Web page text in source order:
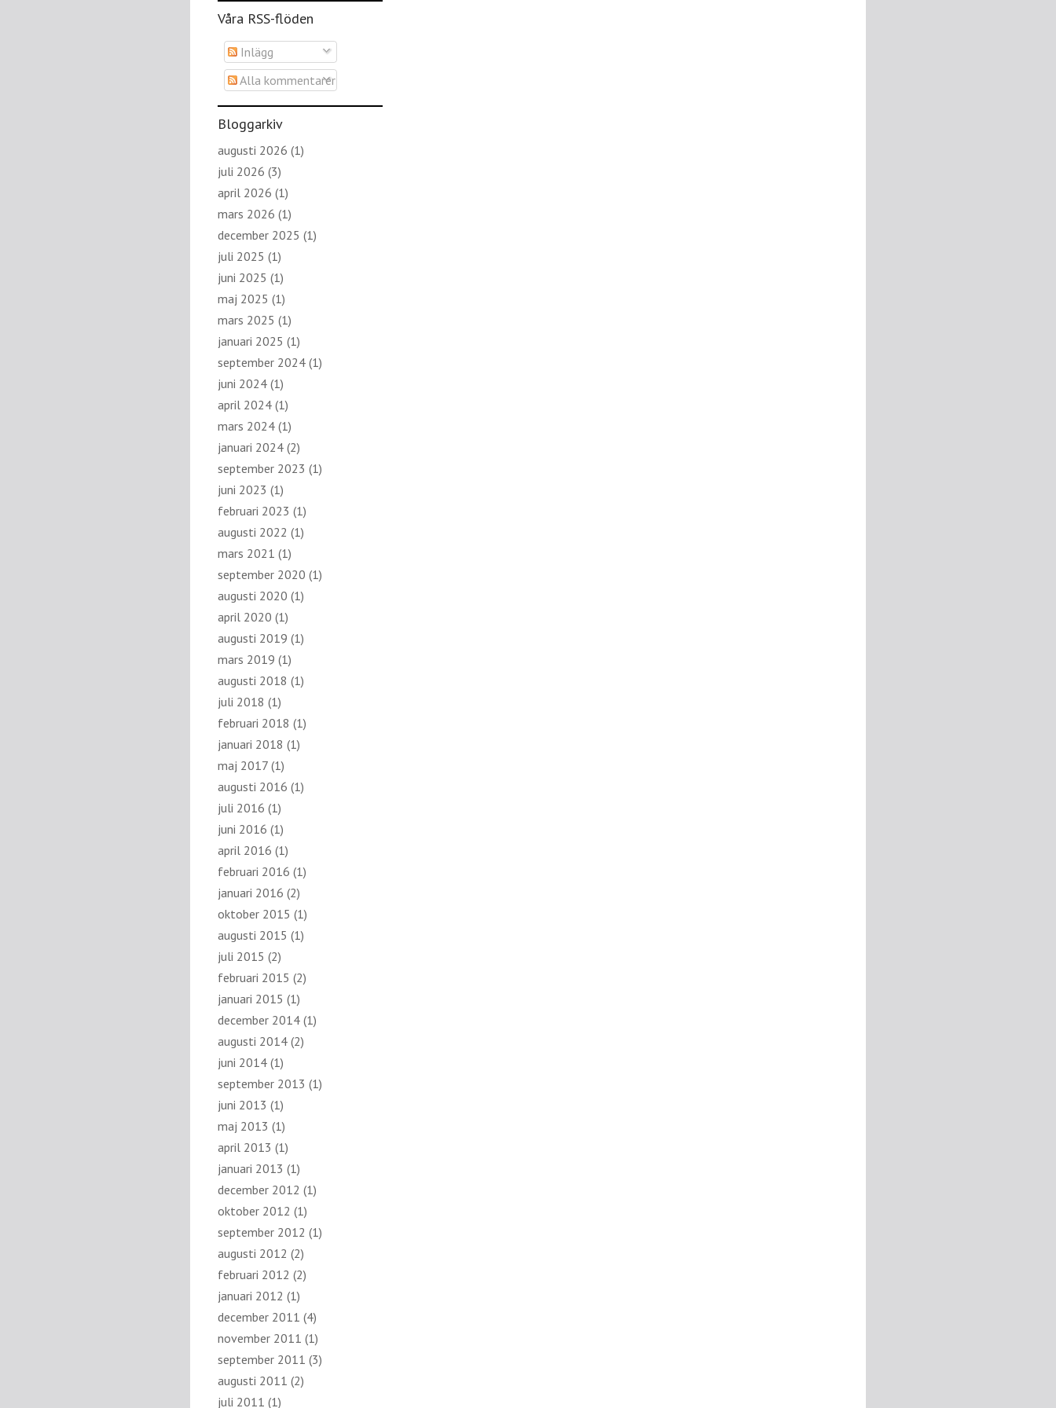
Våra RSS-flöden
Inlägg
Alla kommentarer
Bloggarkiv
augusti 2026 (1)
juli 2026 (3)
april 2026 (1)
mars 2026 (1)
december 2025 (1)
juli 2025 (1)
juni 2025 (1)
maj 2025 (1)
mars 2025 (1)
januari 2025 (1)
september 2024 (1)
juni 2024 (1)
april 2024 (1)
mars 2024 (1)
januari 2024 (2)
september 2023 (1)
juni 2023 (1)
februari 2023 (1)
augusti 2022 (1)
mars 2021 (1)
september 2020 (1)
augusti 2020 (1)
april 2020 (1)
augusti 2019 (1)
mars 2019 (1)
augusti 2018 (1)
juli 2018 (1)
februari 2018 (1)
januari 2018 (1)
maj 2017 (1)
augusti 2016 (1)
juli 2016 (1)
juni 2016 (1)
april 2016 (1)
februari 2016 (1)
januari 2016 (2)
oktober 2015 (1)
augusti 2015 (1)
juli 2015 (2)
februari 2015 (2)
januari 2015 (1)
december 2014 (1)
augusti 2014 (2)
juni 2014 (1)
september 2013 (1)
juni 2013 (1)
maj 2013 (1)
april 2013 (1)
januari 2013 (1)
december 2012 (1)
oktober 2012 (1)
september 2012 (1)
augusti 2012 (2)
februari 2012 (2)
januari 2012 (1)
december 2011 (4)
november 2011 (1)
september 2011 (3)
augusti 2011 (2)
juli 2011 (1)